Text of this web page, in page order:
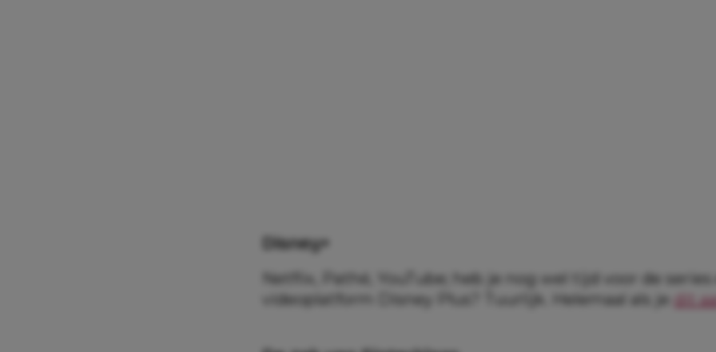
Disney+
Netflix, Pathé, YouTube; heb je nog wel tijd voor de
videoplatform Disney Plus? Tuurlijk. Helemaal als je dit